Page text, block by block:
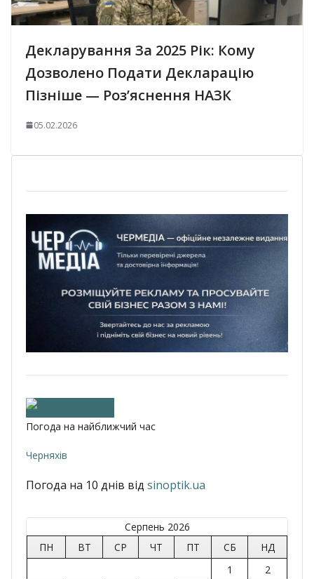
Декларування За 2025 Рік: Кому
Дозволено Подати Декларацію
Пізніше — Роз’яснення НАЗК
05.02.2026
Погода на найближчий час
Черняхів
Погода на 10 днів від sinoptik.ua
Серпень 2026
ПН
ВТ СР ЧТ ПТ СБ
НД
1
2